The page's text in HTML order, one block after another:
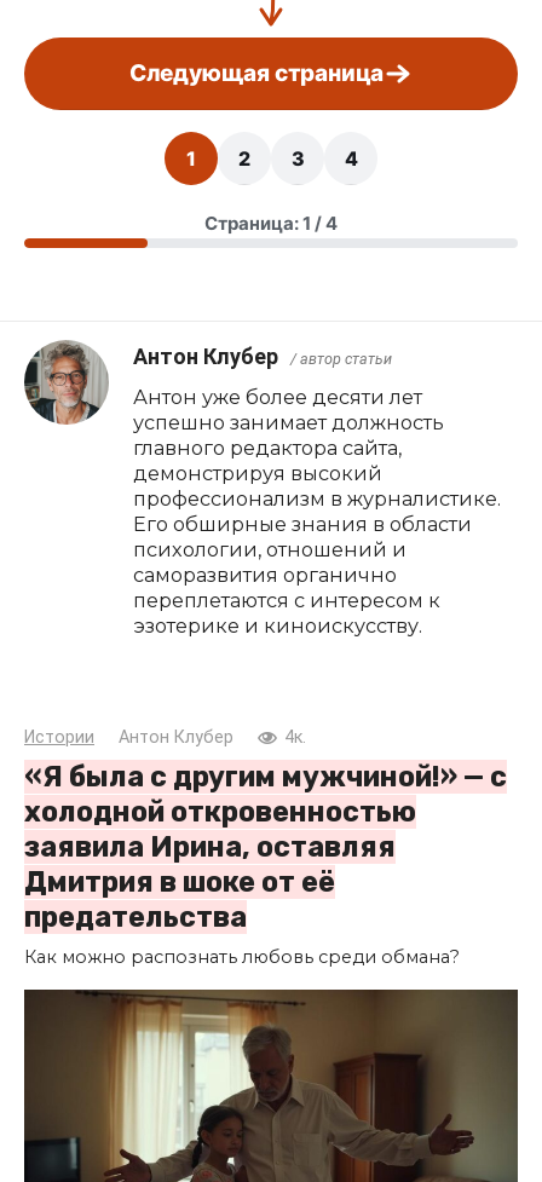
Следующая страница
1 2 3 4
Страница: 1 / 4
Антон Клубер / автор статьи
Антон уже более десяти лет
успешно занимает должность
главного редактора сайта,
демонстрируя высокий
профессионализм в журналистике.
Его обширные знания в области
психологии, отношений и
саморазвития органично
переплетаются с интересом к
эзотерике и киноискусству.
Истории Антон Клубер 4к.
«Я была с другим мужчиной!» — с
холодной откровенностью
заявила Ирина, оставляя
Дмитрия в шоке от её
предательства
Как можно распознать любовь среди обмана?